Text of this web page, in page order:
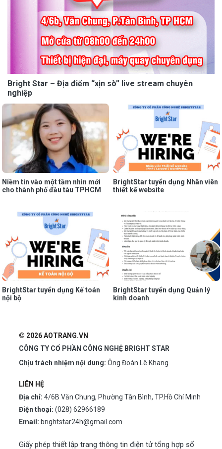
Bright Star – Địa điểm “xịn sò” live stream chuyên
nghiệp
Niềm tin vào một tầm nhìn mới
cho thành phố đầu tàu TPHCM
BrightStar tuyển dụng Nhân viên
thiết kế website
BrightStar tuyển dụng Kế toán
nội bộ
BrightStar tuyển dụng Quản lý
kinh doanh
© 2026 AOTRANG.VN
CÔNG TY CỔ PHẦN CÔNG NGHỆ BRIGHT STAR
Chịu trách nhiệm nội dung: Ông Đoàn Lê Khang
LIÊN HỆ
Địa chỉ: 4/6B Văn Chung, Phường Tân Bình, TP.Hồ Chí Minh
Điện thoại: (028) 62966189
Email: brightstar24h@gmail.com
Giấy phép thiết lập trang thông tin điện tử tổng hợp số